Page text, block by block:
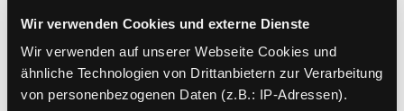
Wir verwenden Cookies und externe Dienste
Wir verwenden auf unserer Webseite Cookies und
ähnliche Technologien von Drittanbietern zur Verarbeitung
von personenbezogenen Daten (z.B.: IP-Adressen).
Verfasser:Zhang, C. PamSuche nach
Jahr:2023
Verlag: New York, Riverhead Books
Mediengruppe:Belletristik